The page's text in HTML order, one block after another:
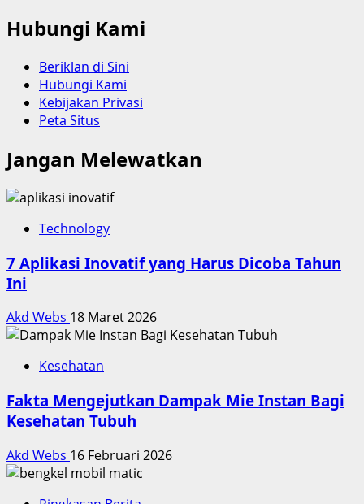
Hubungi Kami
Beriklan di Sini
Hubungi Kami
Kebijakan Privasi
Peta Situs
Jangan Melewatkan
Technology
7 Aplikasi Inovatif yang Harus Dicoba Tahun
Ini
Akd Webs 18 Maret 2026
Kesehatan
Fakta Mengejutkan Dampak Mie Instan Bagi
Kesehatan Tubuh
Akd Webs 16 Februari 2026